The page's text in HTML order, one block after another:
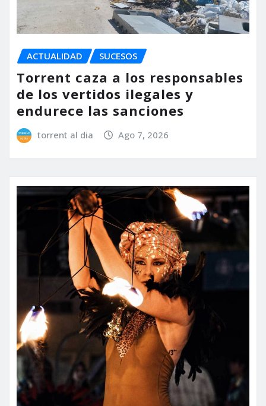
ACTUALIDAD SUCESOS
Torrent caza a los responsables
de los vertidos ilegales y
endurece las sanciones
torrent al dia Ago 7, 2026